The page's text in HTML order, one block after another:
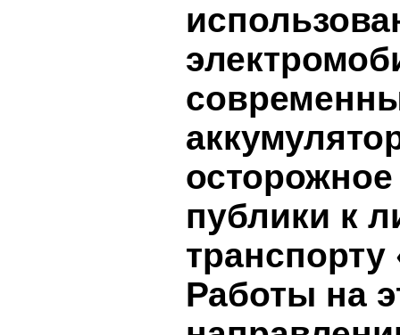
публики к
транспорту
Работы на